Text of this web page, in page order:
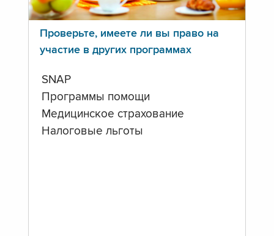
Проверьте, имеете ли вы право на
участие в других программах
SNAP
Программы помощи
Медицинское страхование
Налоговые льготы